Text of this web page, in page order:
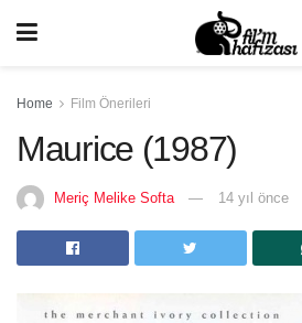
Home Film Önerileri
Maurice (1987)
Meriç Melike Softa 14 yıl önce